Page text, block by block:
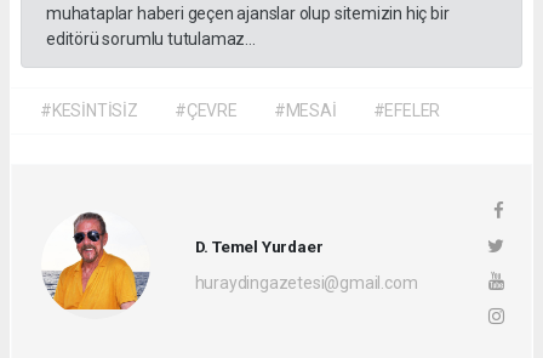
muhataplar haberi geçen ajanslar olup sitemizin hiç bir
editörü sorumlu tutulamaz...
#KESİNTİSİZ #ÇEVRE #MESAİ #EFELER
D. Temel Yurdaer
huraydingazetesi@gmail.com